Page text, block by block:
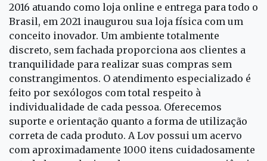
2016 atuando como loja online e entrega para todo o
Brasil, em 2021 inaugurou sua loja física com um
conceito inovador. Um ambiente totalmente
discreto, sem fachada proporciona aos clientes a
tranquilidade para realizar suas compras sem
constrangimentos. O atendimento especializado é
feito por sexólogos com total respeito à
individualidade de cada pessoa. Oferecemos
suporte e orientação quanto a forma de utilização
correta de cada produto. A Lov possui um acervo
com aproximadamente 1000 itens cuidadosamente